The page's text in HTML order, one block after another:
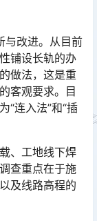
与改进。从目前
铺设长轨的办
做法，这是重
客观要求。目
“连入法”和“插
、工地线下焊
查重点在于施
及线路高程的